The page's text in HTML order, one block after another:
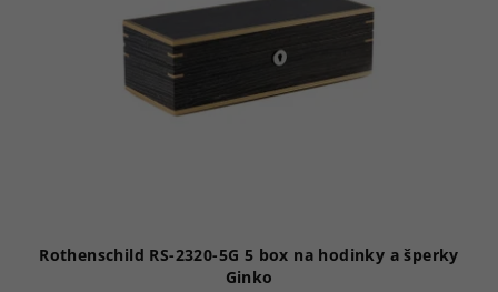
Rothenschild RS-2320-5G 5 box na hodinky a šperky
Ginko